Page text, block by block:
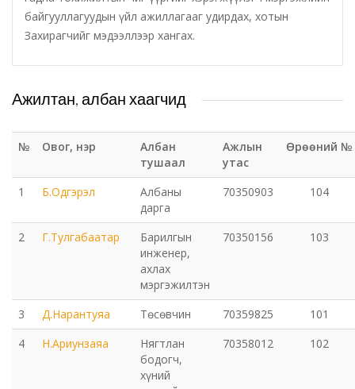
Статистикийн хэлтэс
Улсын бүртгэлийн хэлтэс
Ус цаг уур, орчны шинжилгээний төв
Хүүхэд, гэр бүлийн хөгжил, хамгааллын газар
Хөдөлмөр, халамжийн үйлчилгээний газар
Цагдаагийн газар
Шүүх шинжилгээний хэлтэс
Шүүхийн шийдвэр гүйцэтгэх газар-437 дугаар
байгууллагуудын үйл ажиллагааг удирдах, хотын
Захирагчийг мэдээллээр хангах.
Ажилтан, албан хаагчид
№ Овог, нэр
Албан
тушаал
Ажлын
утас
Өрөөний №
1 Б.Одгэрэл
Албаны
дарга
70350903 104
2 Г.Тулгабаатар
Барилгын
инженер,
ахлах
мэргэжилтэн
70350156 103
3 Д.Нарантуяа Төсөвчин 70359825
101
4
Н.Ариунзаяа
Нягтлан
бодогч,
хүний
70358012 102